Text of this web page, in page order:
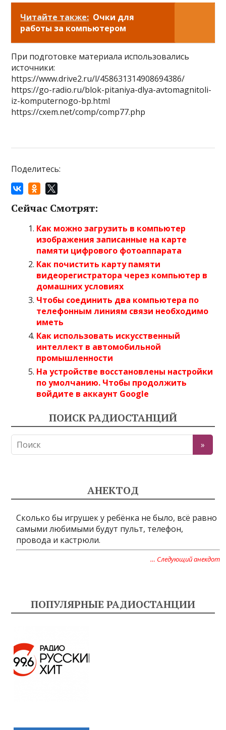
Читайте также: Очки для
работы за компьютером
При подготовке материала использовались
источники:
https://www.drive2.ru/l/458631314908694386/
https://go-radio.ru/blok-pitaniya-dlya-avtomagnitoli-
iz-komputernogo-bp.html
https://cxem.net/comp/comp77.php
Поделитесь:
Сейчас Смотрят:
Как можно загрузить в компьютер
изображения записанные на карте
памяти цифрового фотоаппарата
Как почистить карту памяти
видеорегистратора через компьютер в
домашних условиях
Чтобы соединить два компьютера по
телефонным линиям связи необходимо
иметь
Как использовать искусственный
интеллект в автомобильной
промышленности
На устройстве восстановлены настройки
по умолчанию. Чтобы продолжить
войдите в аккаунт Google
ПОИСК РАДИОСТАНЦИЙ
АНЕКТОД
Сколько бы игрушек у ребёнка не было, всё равно
самыми любимыми будут пульт, телефон,
провода и кастрюли.
… Следующий анекдот
ПОПУЛЯРНЫЕ РАДИОСТАНЦИИ